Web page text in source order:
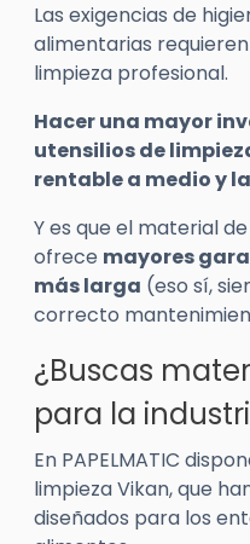
Las exigencias de
alimentarias
limpieza profesional.
Hacer una mayor
utensilios de
rentable a medio y
Y es que el material
ofrece mayores
más larga (eso sí,
correcto
¿Buscas
para la
En PAPELMATIC
limpieza Vikan, que
diseñados para los